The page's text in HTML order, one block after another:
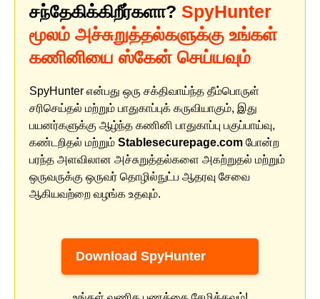
சந்தேகிக்கிறீர்களா? SpyHunter
மூலம் அச்சுறுத்தல்களுக்கு உங்கள்
கணினியை ஸ்கேன் செய்யவும்
SpyHunter என்பது ஒரு சக்திவாய்ந்த தீம்பொருள்
சரிசெய்தல் மற்றும் பாதுகாப்புக் கருவியாகும், இது
பயனர்களுக்கு ஆழ்ந்த கணினி பாதுகாப்பு பகுப்பாய்வு,
கண்டறிதல் மற்றும் Stablesecurepage.com போன்ற
பரந்த அளவிலான அச்சுறுத்தல்களை அகற்றுதல் மற்றும்
ஒருவருக்கு ஒருவர் தொழில்நுட்ப ஆதரவு சேவை
ஆகியவற்றை வழங்க உதவும்.
Download SpyHunter